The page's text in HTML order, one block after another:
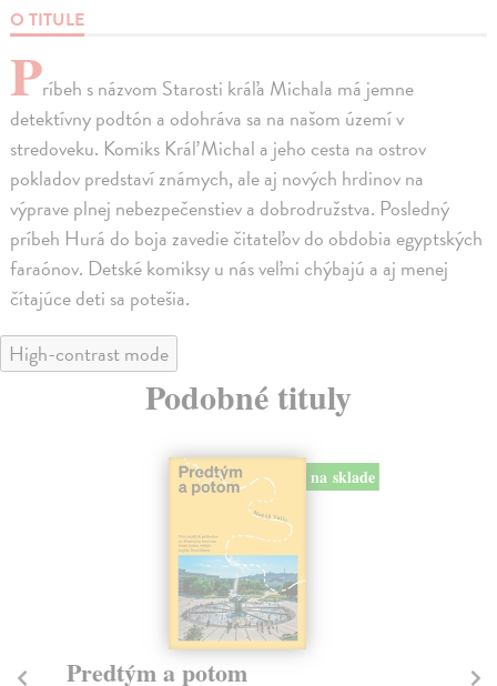
O TITULE
Príbeh s názvom Starosti kráľa Michala má jemne
detektívny podtón a odohráva sa na našom území v
stredoveku. Komiks Kráľ Michal a jeho cesta na ostrov
pokladov predstaví známych, ale aj nových hrdinov na
výprave plnej nebezpečenstiev a dobrodružstva. Posledný
príbeh Hurá do boja zavedie čitateľov do obdobia egyptských
faraónov. Detské komiksy u nás veľmi chýbajú a aj menej
čítajúce deti sa potešia.
High-contrast mode
Podobné tituly
Město a jeho nejisté zdi